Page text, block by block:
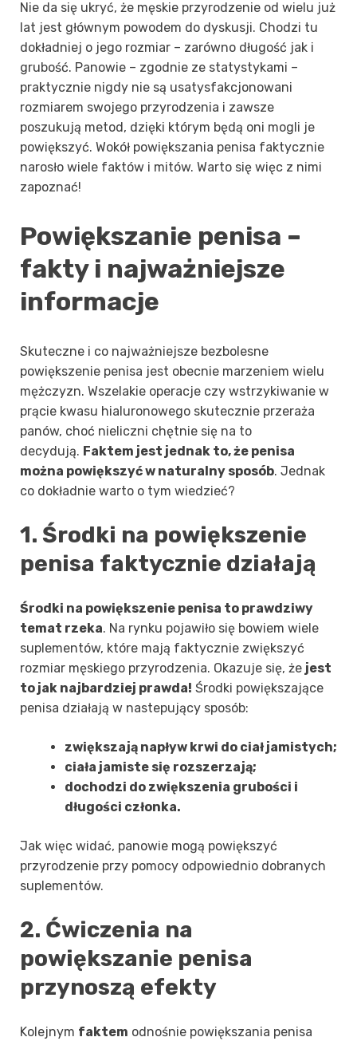
Nie da się ukryć, że męskie przyrodzenie od wielu już
lat jest głównym powodem do dyskusji. Chodzi tu
dokładniej o jego rozmiar – zarówno długość jak i
grubość. Panowie – zgodnie ze statystykami –
praktycznie nigdy nie są usatysfakcjonowani
rozmiarem swojego przyrodzenia i zawsze
poszukują metod, dzięki którym będą oni mogli je
powiększyć. Wokół powiększania penisa faktycznie
narosło wiele faktów i mitów. Warto się więc z nimi
zapoznać!
Powiększanie penisa –
fakty i najważniejsze
informacje
Skuteczne i co najważniejsze bezbolesne
powiększenie penisa jest obecnie marzeniem wielu
mężczyzn. Wszelakie operacje czy wstrzykiwanie w
prącie kwasu hialuronowego skutecznie przeraża
panów, choć nieliczni chętnie się na to
decydują. Faktem jest jednak to, że penisa
można powiększyć w naturalny sposób. Jednak
co dokładnie warto o tym wiedzieć?
1. Środki na powiększenie
penisa faktycznie działają
Środki na powiększenie penisa to prawdziwy
temat rzeka. Na rynku pojawiło się bowiem wiele
suplementów, które mają faktycznie zwiększyć
rozmiar męskiego przyrodzenia. Okazuje się, że jest
to jak najbardziej prawda! Środki powiększające
penisa działają w nastepujący sposób:
zwiększają napływ krwi do ciał jamistych;
ciała jamiste się rozszerzają;
dochodzi do zwiększenia grubości i
długości członka.
Jak więc widać, panowie mogą powiększyć
przyrodzenie przy pomocy odpowiednio dobranych
suplementów.
2. Ćwiczenia na
powiększanie penisa
przynoszą efekty
Kolejnym faktem odnośnie powiększania penisa